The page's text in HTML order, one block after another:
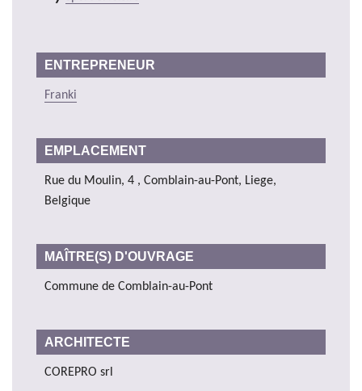
ENTREPRENEUR
Franki
EMPLACEMENT
Rue du Moulin, 4 , Comblain-au-Pont, Liege,
Belgique
MAÎTRE(S) D'OUVRAGE
Commune de Comblain-au-Pont
ARCHITECTE
COREPRO srl